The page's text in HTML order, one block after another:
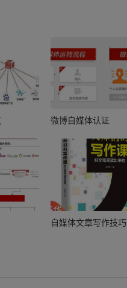
微博自媒体认证
自媒体文章写作技巧